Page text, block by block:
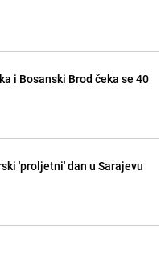
i Bosanski Brod čeka se 40
'proljetni' dan u Sarajevu